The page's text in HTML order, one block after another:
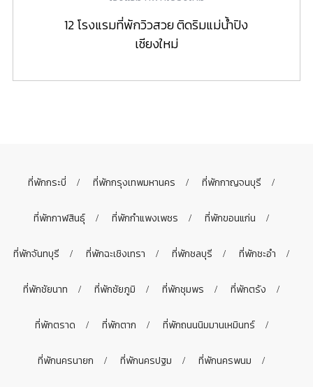
12 โรงแรมที่พักวิวสวย ติดริมแม่น้ำปิง
เชียงใหม่
ที่พักกระบี่ ที่พักกรุงเทพมหานคร ที่พักกาญจนบุรี
ที่พักกาฬสินธุ์ ที่พักกำแพงเพชร ที่พักขอนแก่น
ที่พักจันทบุรี ที่พักฉะเชิงเทรา ที่พักชลบุรี ที่พักชะอำ
ที่พักชัยนาท ที่พักชัยภูมิ ที่พักชุมพร ที่พักตรัง
ที่พักตราด ที่พักตาก ที่พักถนนนิมมานเหมินทร์
ที่พักนครนายก ที่พักนครปฐม ที่พักนครพนม